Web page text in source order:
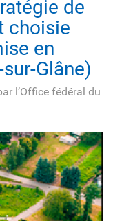
de
choisie
en
Glâne)
l’Office fédéral du